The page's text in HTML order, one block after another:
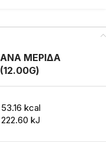
ΑΝΑ ΜΕΡΙΔΑ
(12.00G)
53.16 kcal
222.60 kJ